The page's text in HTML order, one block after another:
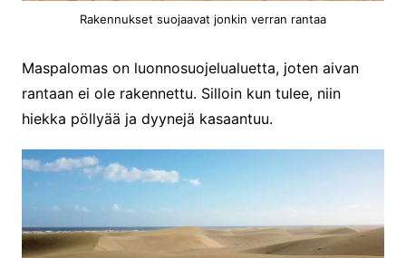
Rakennukset suojaavat jonkin verran rantaa
Maspalomas on luonnosuojelualuetta, joten aivan
rantaan ei ole rakennettu. Silloin kun tulee, niin
hiekka pöllyää ja dyynejä kasaantuu.